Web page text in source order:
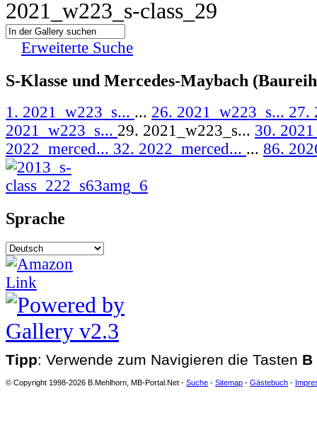
2021_w223_s-class_29
Erweiterte Suche
S-Klasse und Mercedes-Maybach
1. 2021_w223_s... ... 26. 2021_w223_s... 27.
2021_w223_s... 29. 2021_w223_s... 30.
2022_merced... 32. 2022_merced... ... 86.
Sprache
Tipp: Verwende zum Navigieren die Tasten B
© Copyright 1998-2026 B.Mehlhorn, MB-Portal.Net - Suche - Sitemap - Gästebuch -